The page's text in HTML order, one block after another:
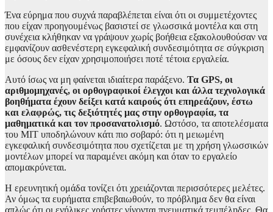
Ένα εύρημα που συχνά παραβλέπεται είναι ότι οι συμμετέχοντες
που είχαν προηγουμένως βασιστεί σε γλωσσικά μοντέλα και στη
συνέχεια κλήθηκαν να γράψουν χωρίς βοήθεια εξακολουθούσαν να
εμφανίζουν ασθενέστερη εγκεφαλική συνδεσιμότητα σε σύγκριση
με όσους δεν είχαν χρησιμοποιήσει ποτέ τέτοια εργαλεία.
Αυτό ίσως να μη φαίνεται ιδιαίτερα παράξενο. Τα GPS, οι
αριθμομηχανές, οι ορθογραφικοί έλεγχοι και άλλα τεχνολογικά
βοηθήματα έχουν δείξει κατά καιρούς ότι επηρεάζουν, έστω
και ελαφρώς, τις δεξιότητές μας στην ορθογραφία, τα
μαθηματικά και τον προσανατολισμό. Ωστόσο, τα αποτελέσματα
του MIT υποδηλώνουν κάτι πιο σοβαρό: ότι η μειωμένη
εγκεφαλική συνδεσιμότητα που σχετίζεται με τη χρήση γλωσσικών
μοντέλων μπορεί να παραμένει ακόμη και όταν το εργαλείο
απομακρύνεται.
Η ερευνητική ομάδα τονίζει ότι χρειάζονται περισσότερες μελέτες.
Αν όμως τα ευρήματα επιβεβαιωθούν, το πρόβλημα δεν θα είναι
απλώς ότι οι ενήλικες χρήστες γίνονται πνευματικά τεμπέληδες. Θα